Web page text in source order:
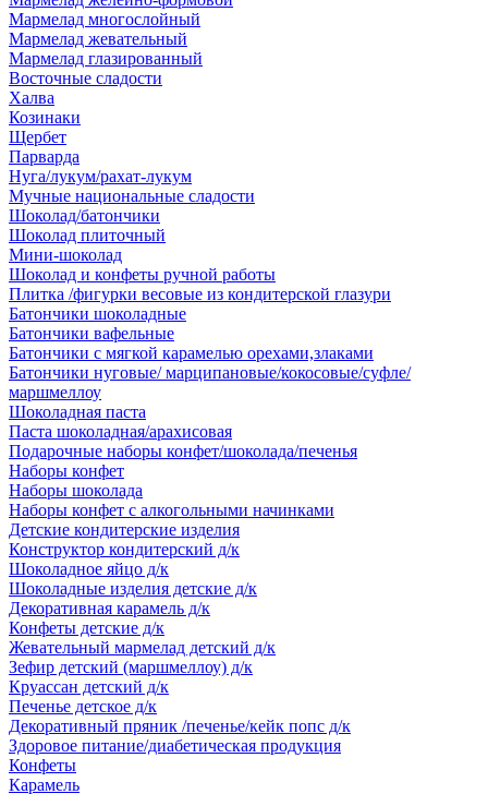
Мармелад многослойный
Мармелад жевательный
Мармелад глазированный
Восточные сладости
Халва
Козинаки
Щербет
Парварда
Нуга/лукум/рахат-лукум
Мучные национальные сладости
Шоколад/батончики
Шоколад плиточный
Мини-шоколад
Шоколад и конфеты ручной работы
Плитка /фигурки весовые из кондитерской глазури
Батончики шоколадные
Батончики вафельные
Батончики с мягкой карамелью орехами,злаками
Батончики нуговые/ марципановые/кокосовые/суфле/
маршмеллоу
Шоколадная паста
Паста шоколадная/арахисовая
Подарочные наборы конфет/шоколада/печенья
Наборы конфет
Наборы шоколада
Наборы конфет с алкогольными начинками
Детские кондитерские изделия
Конструктор кондитерский д/к
Шоколадное яйцо д/к
Шоколадные изделия детские д/к
Декоративная карамель д/к
Конфеты детские д/к
Жевательный мармелад детский д/к
Зефир детский (маршмеллоу) д/к
Круассан детский д/к
Печенье детское д/к
Декоративный пряник /печенье/кейк попс д/к
Здоровое питание/диабетическая продукция
Конфеты
Карамель